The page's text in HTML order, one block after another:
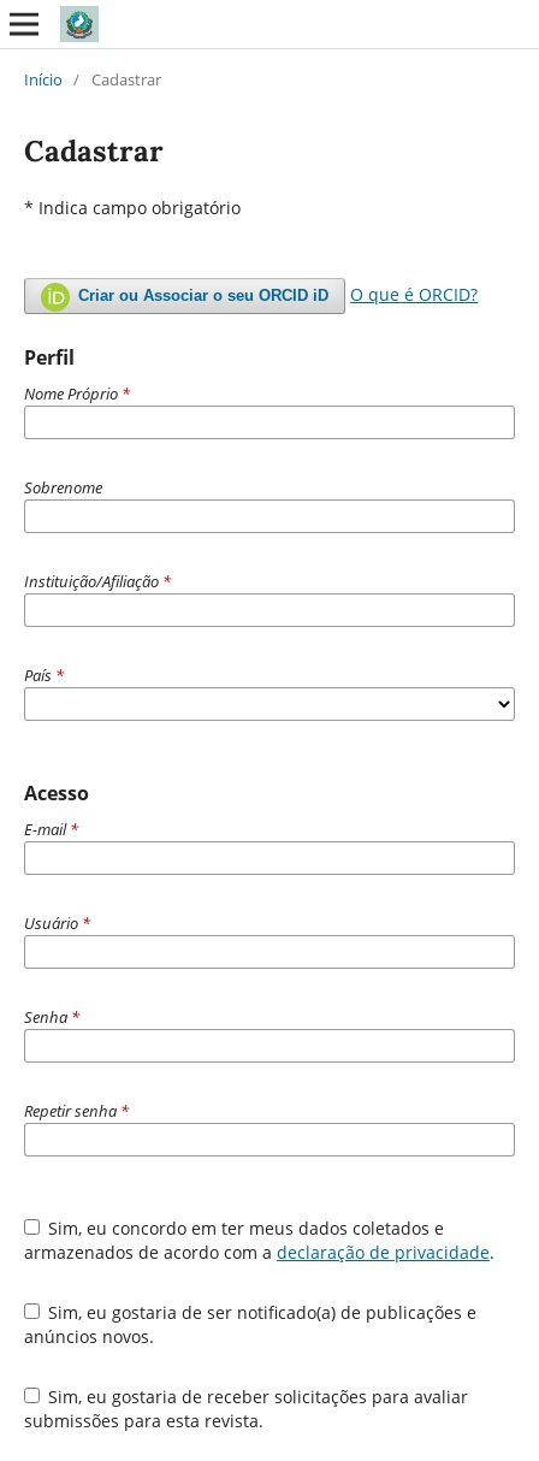
Início / Cadastrar
Cadastrar
* Indica campo obrigatório
Criar ou Associar o seu ORCID iD O que é ORCID?
Perfil
Nome Próprio *
Sobrenome
Instituição/Afiliação *
País *
Acesso
E-mail*
Usuário *
Senha *
Repetir senha *
Sim, eu concordo em ter meus dados coletados e
armazenados de acordo com a declaração de privacidade.
Sim, eu gostaria de ser notificado(a) de publicações e
anúncios novos.
Sim, eu gostaria de receber solicitações para avaliar
submissões para esta revista.